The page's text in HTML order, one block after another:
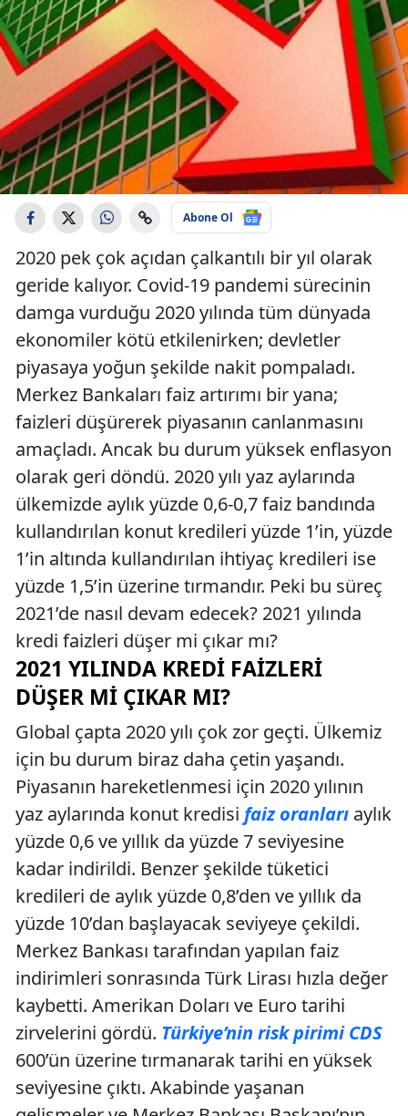
Abone Ol
2020 pek çok açıdan çalkantılı bir yıl olarak
geride kalıyor. Covid-19 pandemi sürecinin
damga vurduğu 2020 yılında tüm dünyada
ekonomiler kötü etkilenirken; devletler
piyasaya yoğun şekilde nakit pompaladı.
Merkez Bankaları faiz artırımı bir yana;
faizleri düşürerek piyasanın canlanmasını
amaçladı. Ancak bu durum yüksek enflasyon
olarak geri döndü. 2020 yılı yaz aylarında
ülkemizde aylık yüzde 0,6-0,7 faiz bandında
kullandırılan konut kredileri yüzde 1’in, yüzde
1’in altında kullandırılan ihtiyaç kredileri ise
yüzde 1,5’in üzerine tırmandır. Peki bu süreç
2021’de nasıl devam edecek? 2021 yılında
kredi faizleri düşer mi çıkar mı?
2021 YILINDA KREDI FAIZLERI
DÜŞER MI ÇIKAR MI?
Global çapta 2020 yılı çok zor geçti. Ülkemiz
için bu durum biraz daha çetin yaşandı.
Piyasanın hareketlenmesi için 2020 yılının
yaz aylarında konut kredisi faiz oranları aylık
yüzde 0,6 ve yıllık da yüzde 7 seviyesine
kadar indirildi. Benzer şekilde tüketici
kredileri de aylık yüzde 0,8’den ve yıllık da
yüzde 10’dan başlayacak seviyeye çekildi.
Merkez Bankası tarafından yapılan faiz
indirimleri sonrasında Türk Lirası hızla değer
kaybetti. Amerikan Doları ve Euro tarihi
zirvelerini gördü. Türkiye’nin risk pirimi CDS
600’ün üzerine tırmanarak tarihi en yüksek
seviyesine çıktı. Akabinde yaşanan